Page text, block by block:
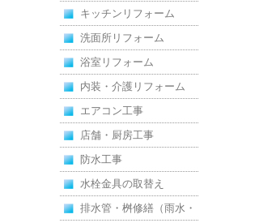
キッチンリフォーム
洗面所リフォーム
浴室リフォーム
内装・介護リフォーム
エアコン工事
店舗・厨房工事
防水工事
水栓金具の取替え
排水管・桝修繕（雨水・